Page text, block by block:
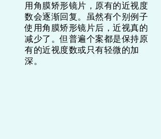
用角膜矫形镜片，原有的近视度
数会逐渐回复。虽然有个别例子
使用角膜矫形镜片后，近视真的
减少了。但普遍个案都是保持原
有的近视度数或只有轻微的加
深。